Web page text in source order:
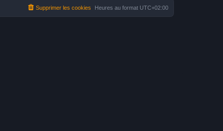
Heures au format UTC+02:00
Supprimer les cookies